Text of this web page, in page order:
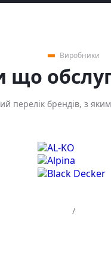
Виробники
що
перелік брендів, з
/